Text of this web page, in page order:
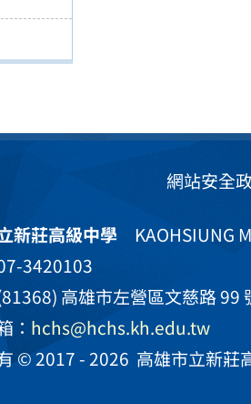
網站安全
新莊高級中學KAOHSIUNG
3420103
高雄市左營區文慈路 99
： hchs@hchs.kh.edu.tw
© 2017 - 2026 高雄市立新莊